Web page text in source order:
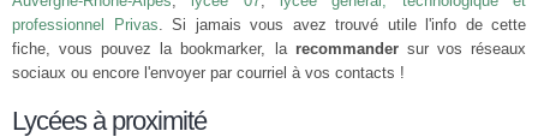
professionnel Privas. Si jamais vous avez trouvé utile l'info de cette
fiche, vous pouvez la bookmarker, la recommandersur vos réseaux
sociaux ou encore l'envoyer par courriel à vos contacts !
Lycées à proximité